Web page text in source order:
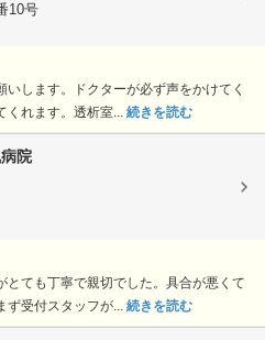
10号
します。ドクターが必ず声をかけてく
くれます。透析室... 続きを読む
院
とても丁寧で親切でした。具合が悪くて
ず受付スタッフが... 続きを読む